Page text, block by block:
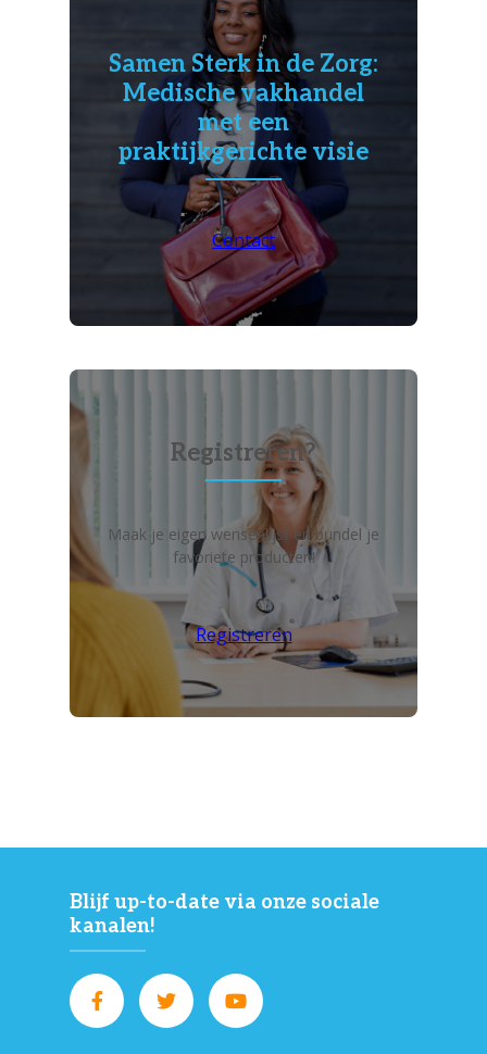
Samen Sterk in de Zorg:
Medische vakhandel
met een
praktijkgerichte visie
Contact
Registreren?
Maak je eigen wensenlijst en bundel je
favoriete producten!
Registreren
Blijf up-to-date via onze sociale
kanalen!